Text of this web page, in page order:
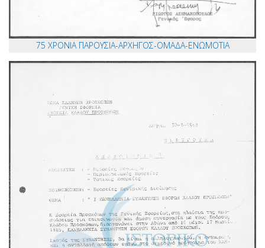
75 ΧΡΟΝΙΑ ΠΑΡΟΥΣΙΑ-ΑΡΧΗΓΟΣ-ΟΜΑΔΑ-ΕΝΩΜΟΤΙΑ